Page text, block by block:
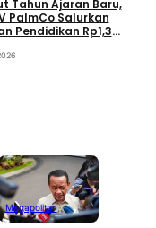
Tahun Ajaran Baru,
PalmCo Salurkan
Pendidikan Rp1,3
Megapolitan